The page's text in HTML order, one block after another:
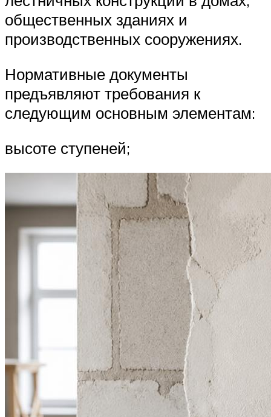
общественных зданиях и
производственных сооружениях.
Нормативные документы
предъявляют требования к
следующим основным элементам:
высоте ступеней;